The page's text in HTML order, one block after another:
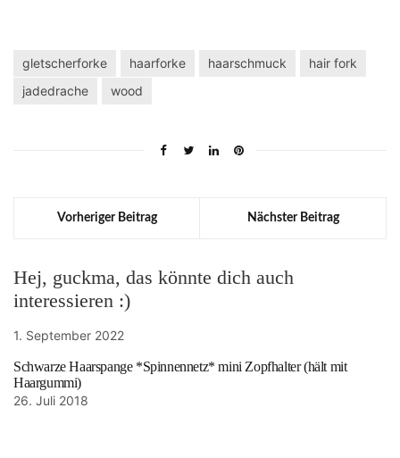
gletscherforke haarforke haarschmuck
hair fork
jadedrache
wood
Vorheriger Beitrag Nächster Beitrag
Hej, guckma, das könnte dich auch
interessieren :)
1. September 2022
Schwarze Haarspange *Spinnennetz* mini Zopfhalter (hält mit
Haargummi)
26. Juli 2018